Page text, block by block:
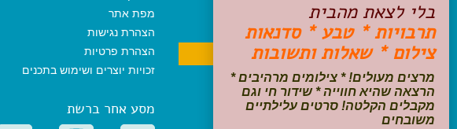
לתקנון האתר ולמדיניות הפרטיות
ניתן לבטל את ההרשמה בכל עת
מפת אתר
הצהרת נגישות
הצהרת פרטיות
זכויות יוצרים ושימוש בתכנים
מסע אחר ברשת
בלי לצאת מהבית
תרבויות * טבע * סדנאות
צילום * שאלות ותשובות
מרצים מעולים! * צילומים מרהיבים *
הרצאה שהיא חווייה * שידור חי וגם
מקבלים הקלטה! סרטים עלילתיים
משובחים